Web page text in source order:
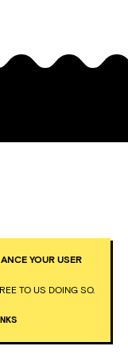
YOUR USER
TO US DOING SO.